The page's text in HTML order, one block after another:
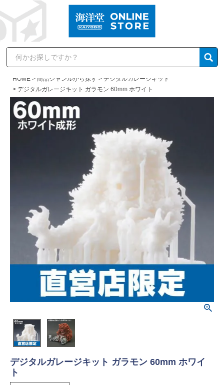
HOME 商品ジャンルから探す
デジタルガレージキット
デジタルガレージキット ガラモン 60mm ホワイト
デジタルガレージキット ガラモン 60mm ホワイ
ト